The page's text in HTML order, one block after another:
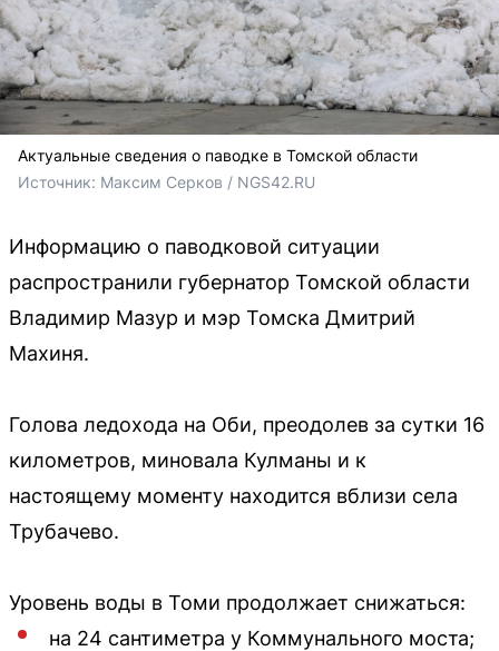
Актуальные сведения о паводке в Томской области
Источник: Максим Серков / NGS42.RU
Информацию о паводковой ситуации
распространили губернатор Томской области
Владимир Мазур и мэр Томска Дмитрий
Махиня.
Голова ледохода на Оби, преодолев за сутки 16
километров, миновала Кулманы и к
настоящему моменту находится вблизи села
Трубачево.
Уровень воды в Томи продолжает снижаться:
на 24 сантиметра у Коммунального моста;